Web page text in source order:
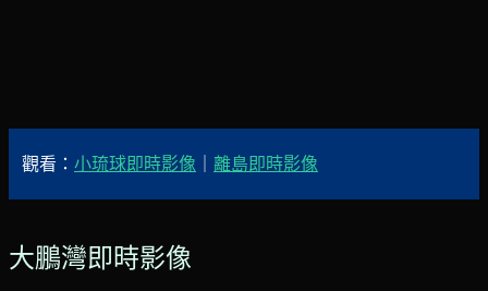
觀看： 小琉球即時影像 離島即時影像
大鵬灣即時影像